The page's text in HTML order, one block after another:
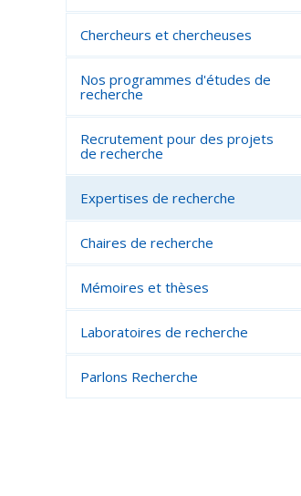
Chercheurs et chercheuses
Nos programmes d'études de
recherche
Recrutement pour des projets
de recherche
Expertises de recherche
Chaires de recherche
Mémoires et thèses
Laboratoires de recherche
Parlons Recherche